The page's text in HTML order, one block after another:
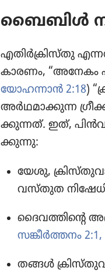
ബൈബിൾ
എതിർക്രി​സ്‌തു
കാരണം, “അനേകം
യോഹന്നാൻ 2:18)
അർഥമാ​ക്കു​ന്ന
ക്കു​ന്നത്‌. ഇത്‌,
ക്കു​ന്നു:
യേശു,
വസ്‌തുത
ദൈവ​ത്തി​ന്റെ
സങ്കീർത്ത​നം 2:1,
തങ്ങൾ